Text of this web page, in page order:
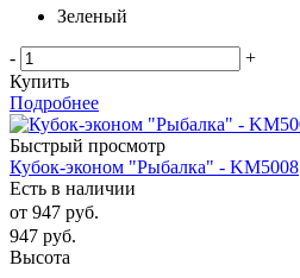
Зеленый
-
+
Купить
Подробнее
Быстрый просмотр
Кубок-эконом "Рыбалка" - KM5008
Есть в наличии
от 947 руб.
947 руб.
Высота